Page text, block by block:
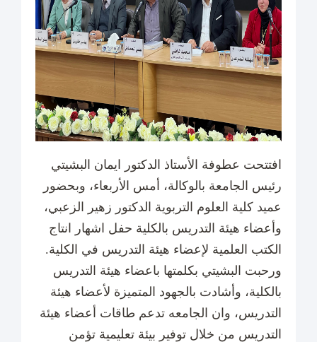
افتتحت عطوفة الأستاذ الدكتور ايمان البشيتي
رئيس الجامعة بالوكالة، أمس الأربعاء، وبحضور
عميد كلية العلوم التربوية الدكتور زهير الزعبي،
وأعضاء هيئة التدريس بالكلية حفل اشهار انتاج
الكتب العلمية لإعضاء هيئة التدريس في الكلية.
ورحبت البشيتي بكلمتها باعضاء هيئة التدريس
بالكلية، وأشادت بالجهود المتميزة لأعضاء هيئة
التدريس، وان الجامعه تدعم طاقات أعضاء هيئة
التدريس من خلال توفير بيئة تعليمية تؤمن